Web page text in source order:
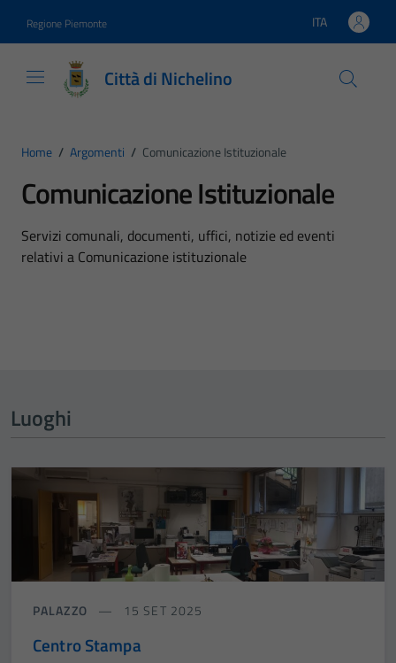
Regione Piemonte Lingua attiva:
ITA
Città di Nichelino
Home / Argomenti / Comunicazione Istituzionale
Comunicazione Istituzionale
Dettagli dell'argomento
Servizi comunali, documenti, uffici, notizie ed eventi
relativi a Comunicazione istituzionale
Luoghi
PALAZZO 15 SET 2025
Centro Stampa